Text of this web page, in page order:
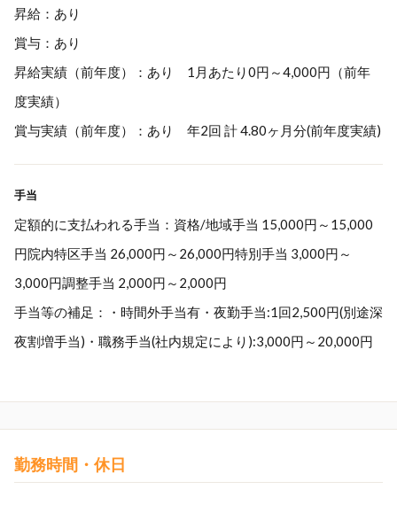
昇給：あり
賞与：あり
昇給実績（前年度）：あり 1月あたり0円～4,000円（前年
度実績）
賞与実績（前年度）：あり 年2回 計 4.80ヶ月分(前年度実績)
手当
定額的に支払われる手当：資格/地域手当 15,000円～15,000
円院内特区手当 26,000円～26,000円特別手当 3,000円～
3,000円調整手当 2,000円～2,000円
手当等の補足：・時間外手当有・夜勤手当:1回2,500円(別途深
夜割増手当)・職務手当(社内規定により):3,000円～20,000円
勤務時間・休日